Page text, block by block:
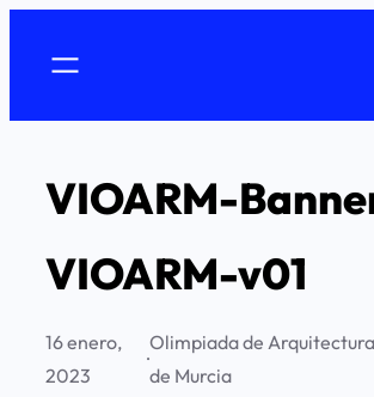
VIOARM-
VIOARM-v01
16 enero,
2023
·
Olimpiada de
de Murcia